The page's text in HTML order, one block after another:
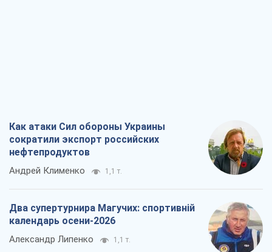
Как атаки Сил обороны Украины
сократили экспорт российских
нефтепродуктов
Андрей Клименко 1,1 т.
Два супертурнира Магучих: спортивній
календарь осени-2026
Александр Липенко 1,1 т.